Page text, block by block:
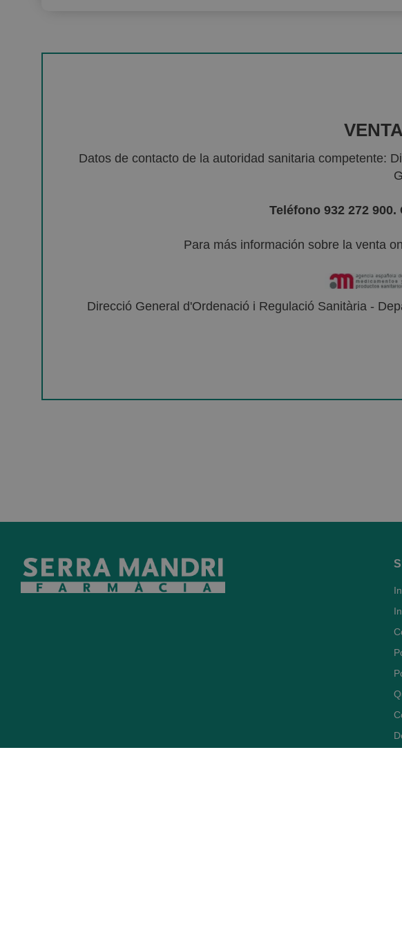
Datos de contacto de la autoridad sanitaria competente:
Teléfono 932 272
Para más información sobre la venta
Direcció General d'Ordenació i Regulació Sanitària -